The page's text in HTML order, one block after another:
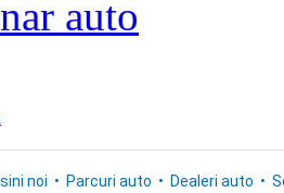
auto
noi Parcuri auto Dealeri auto